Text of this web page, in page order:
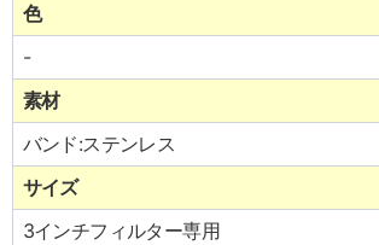
色
-
素材
バンド:ステンレス
サイズ
3インチフィルター専用